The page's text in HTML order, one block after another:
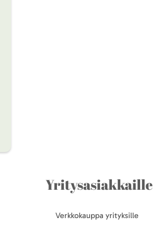
Yritysasiakkaille
Verkkokauppa yrityksille